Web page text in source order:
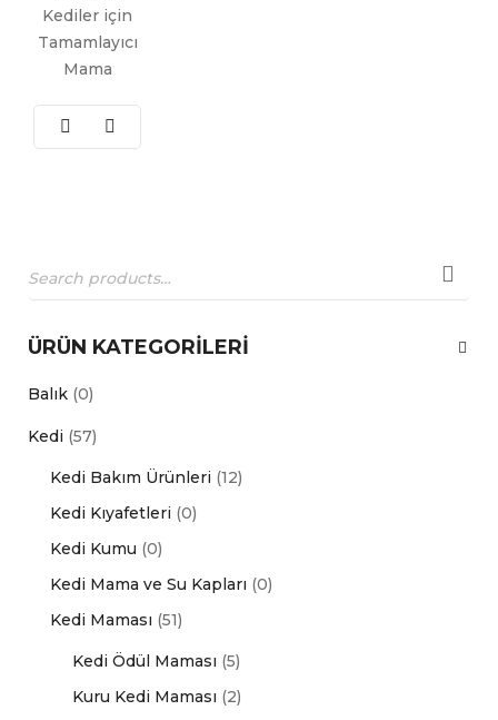
ÜRÜN KATEGORILERI
Balık (0)
Kedi (57)
Kedi Bakım Ürünleri (12)
Kedi Kıyafetleri (0)
Kedi Kumu (0)
Kedi Mama ve Su Kapları (0)
Kedi Maması (51)
Kedi Ödül Maması (5)
Kuru Kedi Maması (2)
Kediler için
Tamamlayıcı
Mama